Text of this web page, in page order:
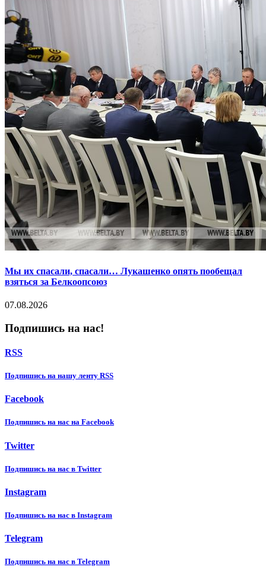
Мы их спасали, спасали… Лукашенко опять пообещал
взяться за Белкоопсоюз
07.08.2026
Подпишись на нас!
RSS
Подпишиcь на нашу ленту RSS
Facebook
Подпишиcь на нас на Facebook
Twitter
Подпишиcь на нас в Twitter
Instagram
Подпишиcь на нас в Instagram
Telegram
Подпишиcь на нас в Telegram